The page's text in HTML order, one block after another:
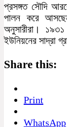
প্রসঙ্গত সৌদি
পালন করে
অনুসারীরা।
ইউনিয়নের সাদ্রা
Share this:
Print
WhatsApp